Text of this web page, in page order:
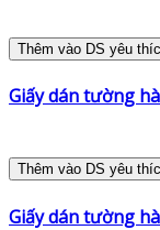
Thêm vào DS yêu
Giấy dán tường
Thêm vào DS yêu
Giấy dán tường